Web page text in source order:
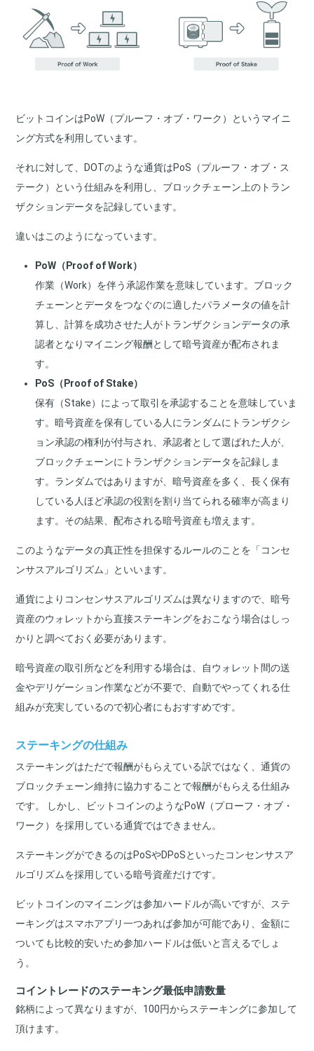
ビットコインはPoW（プルーフ・オブ・ワーク）というマイニ
ング方式を利用しています。
それに対して、DOTのような通貨はPoS（プルーフ・オブ・ス
テーク）という仕組みを利用し、ブロックチェーン上のトラン
ザクションデータを記録しています。
違いはこのようになっています。
PoW（Proof of Work）
作業（Work）を伴う承認作業を意味しています。ブロック
チェーンとデータをつなぐのに適したパラメータの値を計
算し、計算を成功させた人がトランザクションデータの承
認者となりマイニング報酬として暗号資産が配布されま
す。
PoS（Proof of Stake）
保有（Stake）によって取引を承認することを意味していま
す。暗号資産を保有している人にランダムにトランザクシ
ョン承認の権利が付与され、承認者として選ばれた人が、
ブロックチェーンにトランザクションデータを記録しま
す。ランダムではありますが、暗号資産を多く、長く保有
している人ほど承認の役割を割り当てられる確率が高まり
ます。その結果、配布される暗号資産も増えます。
このようなデータの真正性を担保するルールのことを「コンセ
ンサスアルゴリズム」といいます。
通貨によりコンセンサスアルゴリズムは異なりますので、暗号
資産のウォレットから直接ステーキングをおこなう場合はしっ
かりと調べておく必要があります。
暗号資産の取引所などを利用する場合は、自ウォレット間の送
金やデリゲーション作業などが不要で、自動でやってくれる仕
組みが充実しているので初心者にもおすすめです。
ステーキングの仕組み
ステーキングはただで報酬がもらえている訳ではなく、通貨の
ブロックチェーン維持に協力することで報酬がもらえる仕組み
です。 しかし、ビットコインのようなPoW（プローフ・オブ・
ワーク）を採用している通貨ではできません。
ステーキングができるのはPoSやDPoSといったコンセンサスア
ルゴリズムを採用している暗号資産だけです。
ビットコインのマイニングは参加ハードルが高いですが、ステ
ーキングはスマホアプリ一つあれば参加が可能であり、金額に
ついても比較的安いため参加ハードルは低いと言えるでしょ
う。
コイントレードのステーキング最低申請数量
銘柄によって異なりますが、100円からステーキングに参加して
頂けます。